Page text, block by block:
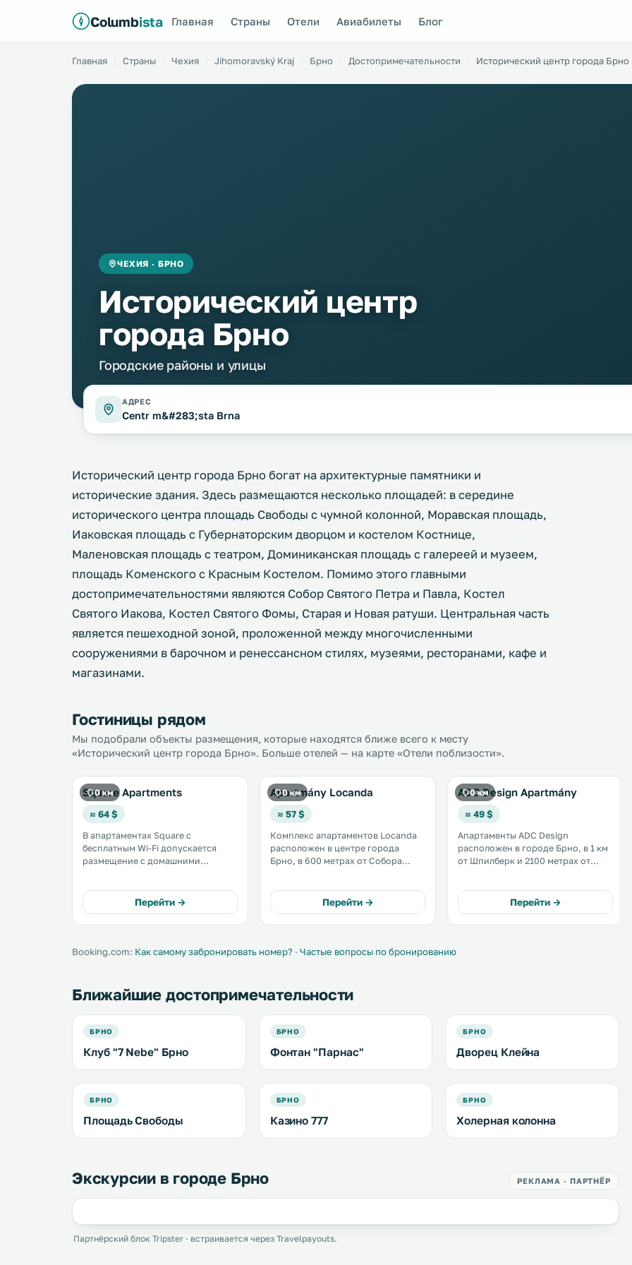
Columbista Главная Страны Отели Авиабилеты Блог
Главная Страны Чехия Jihomoravský Kraj Брно Достопримечательности Исторический центр города Брно
ЧЕХИЯ · БРНО
Исторический центр
города Брно
Городские районы и улицы
АДРЕС
Centr m&#283;sta Brna
Исторический центр города Брно богат на архитектурные памятники и
исторические здания. Здесь размещаются несколько площадей: в середине
исторического центра площадь Свободы с чумной колонной, Моравская площадь,
Иаковская площадь с Губернаторским дворцом и костелом Костнице,
Маленовская площадь с театром, Доминиканская площадь с галереей и музеем,
площадь Коменского с Красным Костелом. Помимо этого главными
достопримечательностями являются Собор Святого Петра и Павла, Костел
Святого Иакова, Костел Святого Фомы, Старая и Новая ратуши. Центральная часть
является пешеходной зоной, проложенной между многочисленными
сооружениями в барочном и ренессансном стилях, музеями, ресторанами, кафе и
магазинами.
Гостиницы рядом
Мы подобрали объекты размещения, которые находятся ближе всего к месту
«Исторический центр города Брно». Больше отелей — на карте «Отели поблизости».
0 км
Square Apartments
≈ 64 $
В апартаментах Square с
бесплатным Wi-Fi допускается
размещение с домашними
метрах от замка Шпильберк. .
Перейти →
0 км
Apartmány Locanda
≈ 57 $
Комплекс апартаментов Locanda
расположен в центре города
Брно, в 600 метрах от Собора
собственной хорошо
оборудованной мини-кухней,
бесплатным WiFi и телевизором со
Перейти →
0 км
ADC Design Apartmány
≈ 49 $
Апартаменты ADC Design
расположен в городе Брно, в 1 км
от Шпилберк и 2100 метрах от
предоставляется бесплатный WiFi.
.
Перейти →
Booking.com: Как самому забронировать номер? · Частые вопросы по бронированию
Ближайшие достопримечательности
БРНО
Клуб "7 Nebe" Брно
БРНО
Фонтан "Парнас"
БРНО
Дворец Клейна
БРНО
Площадь Свободы
БРНО
Казино 777
БРНО
Холерная колонна
Экскурсии в городе Брно РЕКЛАМА · ПАРТНЁР
Партнёрский блок Tripster · встраивается через Travelpayouts.